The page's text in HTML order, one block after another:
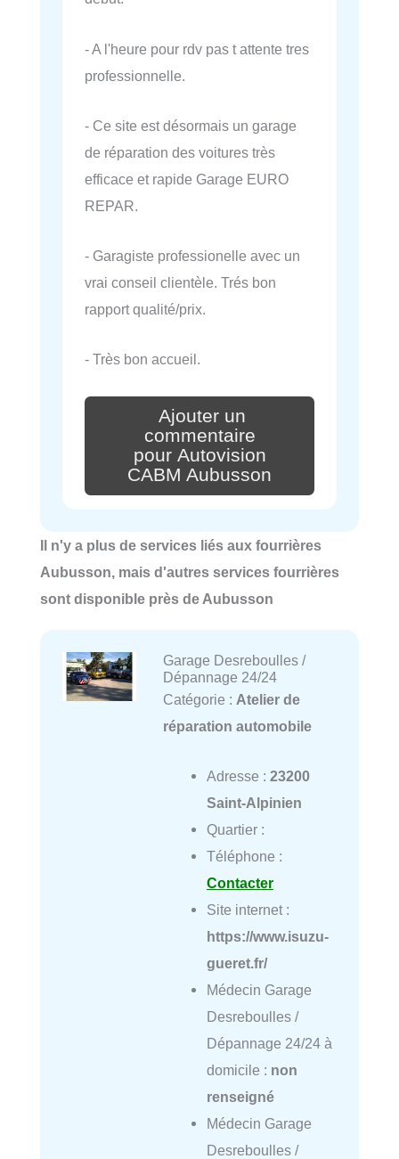
- A l'heure pour rdv pas t attente tres
professionnelle.
- Ce site est désormais un garage
de réparation des voitures très
efficace et rapide Garage EURO
REPAR.
- Garagiste professionelle avec un
vrai conseil clientèle. Trés bon
rapport qualité/prix.
- Très bon accueil.
Ajouter un
commentaire
pour Autovision
CABM Aubusson
Il n'y a plus de services liés aux fourrières
Aubusson, mais d'autres services fourrières
sont disponible près de Aubusson
Garage Desreboulles /
Dépannage 24/24
Catégorie : Atelier de
réparation automobile
Adresse : 23200
Saint-Alpinien
Quartier :
Téléphone :
Contacter
Site internet :
https://www.isuzu-
gueret.fr/
Médecin Garage
Desreboulles /
Dépannage 24/24 à
domicile : non
renseigné
Médecin Garage
Desreboulles /